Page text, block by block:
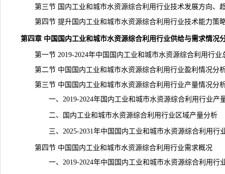
第三节 国内工业和城市水资源综合利用行业技术发展方向、
第四节 提升国内工业和城市水资源综合利用行业技术能力策
第四章 中国国内工业和城市水资源综合利用行业供给与需求情况
第一节 2019-2024年中国国内工业和城市水资源综合利用行业
第二节 中国国内工业和城市水资源综合利用行业盈利情况分
第三节 中国国内工业和城市水资源综合利用行业产量情况分
一、2019-2024年国内工业和城市水资源综合利用行业产
二、国内工业和城市水资源综合利用行业区域产量分析
三、2025-2031年中国国内工业和城市水资源综合利用行
第四节 中国国内工业和城市水资源综合利用行业需求概况
一、2019-2024年中国国内工业和城市水资源综合利用行